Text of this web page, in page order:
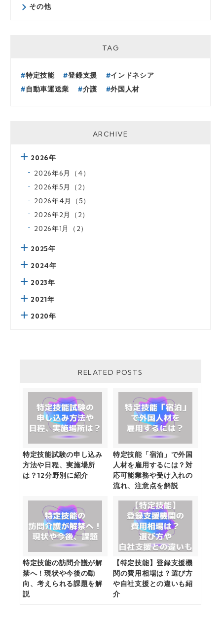
その他
TAG
特定技能 登録支援
インドネシア
自動車運送業
介護 外国人材
ARCHIVE
2026年
2026年6月（4）
2026年5月（2）
2026年4月（5）
2026年2月（2）
2026年1月（2）
2025年
2024年
2023年
2021年
2020年
RELATED POSTS
特定技能試験の申し込み
方法や日程、実施場所
は？12分野別に紹介
特定技能「宿泊」で外国
人材を雇用するには？対
応可能業務や受け入れの
流れ、注意点を解説
特定技能の訪問介護が解
禁へ！現状や今後の動
向、考えられる課題を解
説
【特定技能】登録支援機
関の費用相場は？選び方
や自社支援との違いも紹
介